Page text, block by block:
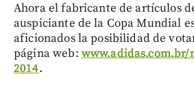
Ahora el fabricante de artículos
auspiciante de la Copa Mundial
aficionados la posibilidad de
página web: www.adidas.com.br/
2014.